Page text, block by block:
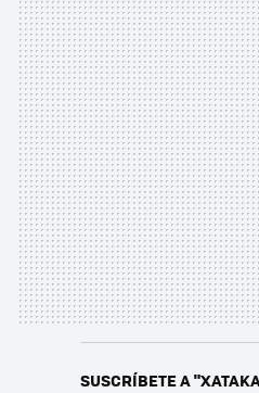
SUSCRÍBETE A